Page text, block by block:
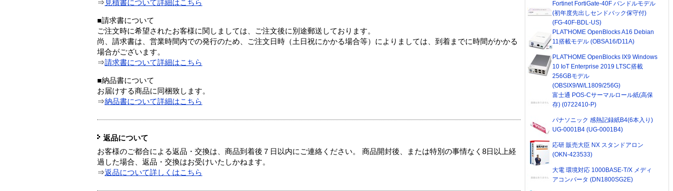
⇒ 見積書について詳細はこちら
■請求書について
ご注文時に希望されたお客様に関しましては、ご注文後に別途郵送しております。
尚、請求書は、営業時間内での発行のため、ご注文日時（土日祝にかかる場合等）によりましては、到着までに時間がかかる
場合がございます。
⇒請求書について詳細はこちら
■納品書について
お届けする商品に同梱致します。
⇒納品書について詳細はこちら
返品について
お客様のご都合による返品・交換は、商品到着後７日以内にご連絡ください。 商品開封後、または特別の事情なく8日以上経
過した場合、返品・交換はお受けいたしかねます。
⇒返品について詳しくはこちら
Fortinet FortiGate-40F バンドルモデル
(初年度先出しセンドバック保守付)
(FG-40F-BDL-US)
PLAT'HOME OpenBlocks A16 Debian
11搭載モデル (OBSA16/D11A)
PLAT'HOME OpenBlocks IX9 Windows
10 IoT Enterprise 2019 LTSC搭載
256GBモデル
(OBSIX9/W/L1809/256G)
富士通 POS-Cサーマルロール紙(高保
存) (0722410-P)
パナソニック 感熱記録紙B4(6本入り)
UG-0001B4 (UG-0001B4)
応研 販売大臣 NX スタンドアロン
(OKN-423533)
大電 環境対応 1000BASE-T/X メディ
アコンバータ (DN1800SG2E)